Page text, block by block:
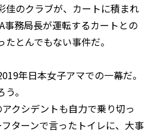
佳のクラブが、カートに積まれ
事務局長が運転するカートとの
とんでもない事件だ。
年日本女子アマでの一幕だ。
。
クシデントも自力で乗り切っ
ターンで言ったトイレに、大事